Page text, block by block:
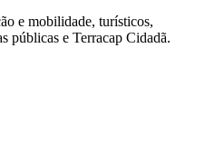
e mobilidade, turísticos,
públicas e Terracap Cidadã.